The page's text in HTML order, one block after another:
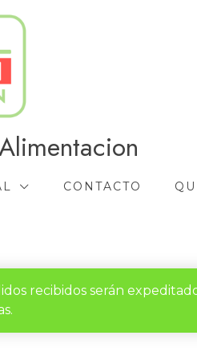
CONTACTO
recibidos serán